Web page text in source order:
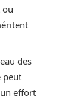
ou
des
peut
effort